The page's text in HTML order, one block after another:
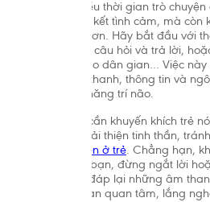
Việc dành nhiều thời gian trò
khả năng gắn kết tình cảm, mà còn
phát triển tốt hơn. Hãy bắt đầu với
trẻ, đặt những câu hỏi và trả lời,
vần thơ, ca dao dân gian… Việc
tiếp nhận âm thanh, thông tin và
khơi gợi tiềm năng trí não.
Bên cạnh đó, cần khuyến khích trẻ
thức để giúp cải thiện tinh thần,
chậm phát triển ở trẻ. Chẳng hạn,
chuyện lại với bạn, đừng ngắt lời
hãy nhiệt tình đáp lại những âm
này, trẻ cần bạn quan tâm, lắng